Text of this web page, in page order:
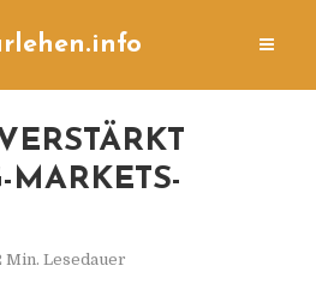
MARKETS-
Min. Lesedauer